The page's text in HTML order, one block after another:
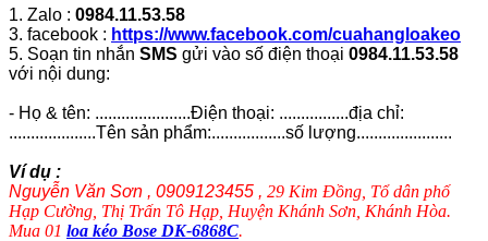
1. Zalo : 0984.11.53.58
3. facebook : https://www.facebook.com/cuahangloakeo
5. Soạn tin nhắn SMS gửi vào số điện thoại 0984.11.53.58
với nội dung:
- Họ & tên: ......................Điện thoại: ................địa chỉ:
....................Tên sản phẩm:.................số lượng......................
Ví dụ :
Nguyễn Văn Sơn , 0909123455 , 29 Kim Đồng, Tổ dân phố
Hạp Cường, Thị Trấn Tô Hạp, Huyện Khánh Sơn, Khánh Hòa.
Mua 01 loa kéo Bose DK-6868C.